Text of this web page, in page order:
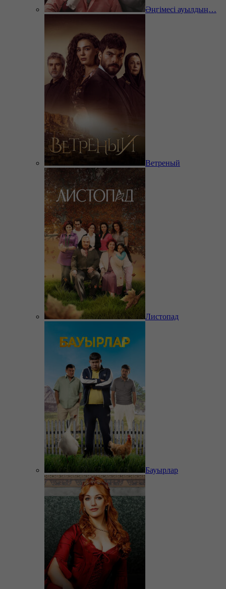
Әңгімесі ауылдың…
Ветреный
Листопад
Бауырлар